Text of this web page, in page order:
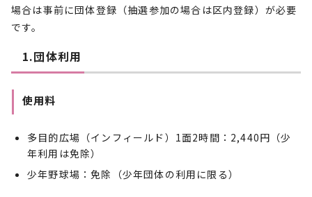
場合は事前に団体登録（抽選参加の場合は区内登録）が必要
です。
1.団体利用
使用料
多目的広場（インフィールド）1面2時間：2,440円（少
年利用は免除）
少年野球場：免除（少年団体の利用に限る）